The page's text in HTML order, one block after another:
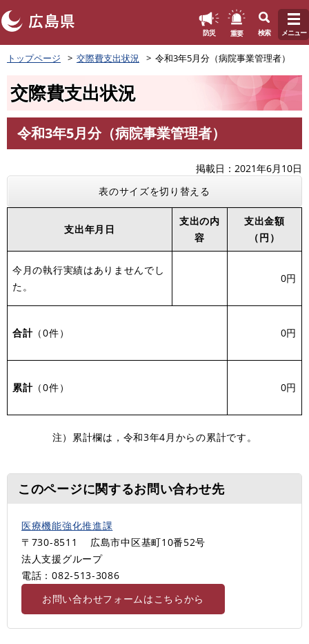
ペ
ー
頭
す
防災 重要 検索 メニュー
トップページ 交際費支出状況 令和3年5月分（病院事業管理者）
交際費支出状況
文
令和3年5月分（病院事業管理者）
掲載日
2021年6月10日
表のサイズを切り替える
支出年月日
支出の内
容
支出金額
（円）
今月の執行実績はありませんでし
た。
0円
合計（0件） 0円
累計（0件） 0円
注）累計欄は，令和3年4月からの累計です。
このページに関するお問い合わせ先
医療機能強化推進課
〒730-8511
広島市中区基町10番52号
法人支援グループ
電話：082‐513‐3086
お問い合わせフォームはこちらから